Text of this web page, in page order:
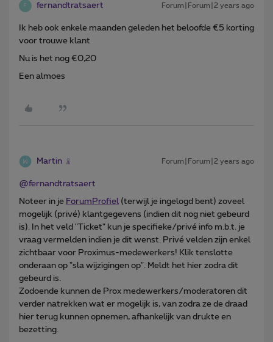
F fernandtratsaert Forum|Forum|2 years ago
Ik heb ook enkele maanden geleden het beloofde €5 korting
voor trouwe klant
Nu is het nog €0,20
Een almoes
Martin Forum|Forum|2 years ago
@fernandtratsaert
Noteer in je ForumProfiel (terwijl je ingelogd bent) zoveel
mogelijk (privé) klantgegevens (indien dit nog niet gebeurd
is). In het veld "Ticket" kun je specifieke/privé info m.b.t. je
vraag vermelden indien je dit wenst. Privé velden zijn enkel
zichtbaar voor Proximus-medewerkers! Klik tenslotte
onderaan op "sla wijzigingen op". Meldt het hier zodra dit
gebeurd is.
Zodoende kunnen de Prox medewerkers/moderatoren dit
verder natrekken wat er mogelijk is, van zodra ze de draad
hier terug kunnen opnemen, afhankelijk van drukte en
bezetting.